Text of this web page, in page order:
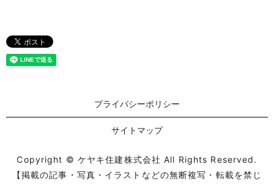
プライバシーポリシー
サイトマップ
Copyright © ケヤキ住建株式会社 All Rights Reserved.
【掲載の記事・写真・イラストなどの無断複写・転載を禁じ